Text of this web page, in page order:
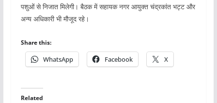
पशुओं से निजात मिलेगी। बैठक में सहायक नगर आयुक्त चंद्रकांत भट्ट और
अन्य अधिकारी भी मौजूद रहे।
Share this:
WhatsApp Facebook X
Related